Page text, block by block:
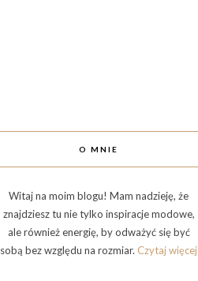
O MNIE
Witaj na moim blogu! Mam nadzieję, że
znajdziesz tu nie tylko inspiracje modowe,
ale również energię, by odważyć się być
sobą bez względu na rozmiar. Czytaj więcej